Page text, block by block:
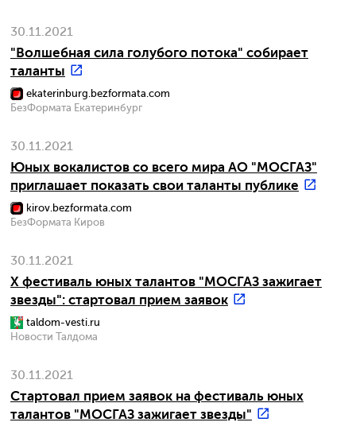
30.11.2021
"Волшебная сила голубого потока" собирает
таланты
ekaterinburg.bezformata.com
БезФормата Екатеринбург
30.11.2021
Юных вокалистов со всего мира АО "МОСГАЗ"
приглашает показать свои таланты публике
kirov.bezformata.com
БезФормата Киров
30.11.2021
X фестиваль юных талантов "МОСГАЗ зажигает
звезды": стартовал прием заявок
taldom-vesti.ru
Новости Талдома
30.11.2021
Стартовал прием заявок на фестиваль юных
талантов "МОСГАЗ зажигает звезды"